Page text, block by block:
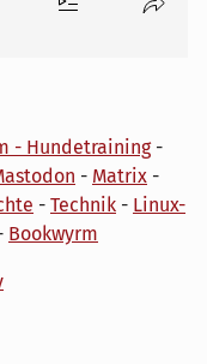
- Hundetraining-
- Matrix -
- Technik - Linux-
Bookwyrm